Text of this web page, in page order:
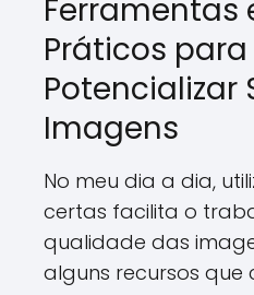
Ferramentas
Práticos para
Potencializar
Imagens
No meu dia a dia,
certas facilita o
qualidade das
alguns recursos que